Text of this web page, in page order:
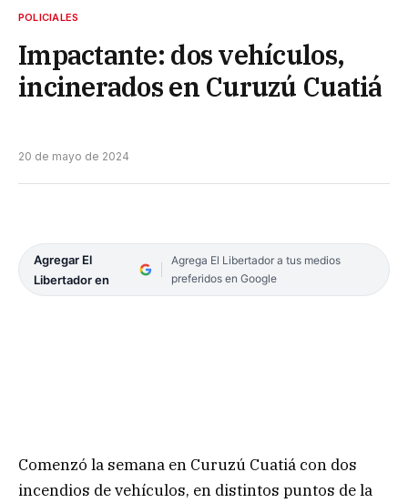
POLICIALES
Impactante: dos vehículos,
incinerados en Curuzú Cuatiá
20 de mayo de 2024
Agregar El
Libertador en
Agrega El Libertador a tus medios
preferidos en Google
Comenzó la semana en Curuzú Cuatiá con dos
incendios de vehículos, en distintos puntos de la